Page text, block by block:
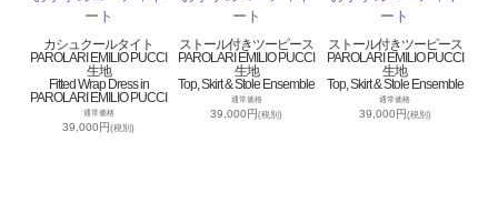
カシュクールタイト
PAROLARI EMILIO PUCCI
生地
Fitted Wrap Dress in
PAROLARI EMILIO PUCCI
通常価格
39,000円(税別)
ストール付きツーピース
PAROLARI EMILIO PUCCI
生地
Top, Skirt & Stole Ensemble
通常価格
39,000円(税別)
ストール付きツーピース
PAROLARI EMILIO PUCCI
生地
Top, Skirt & Stole Ensemble
通常価格
39,000円(税別)